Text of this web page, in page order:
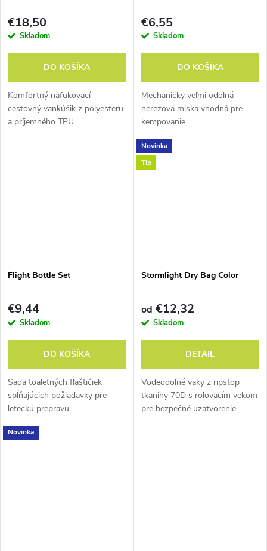
€18,50
Skladom
DO KOŠÍKA
Komfortný nafukovací
cestovný vankúšik z polyesteru
a príjemného TPU
(Thermoplastic Polyuretán)
€6,55
Skladom
DO KOŠÍKA
Mechanicky veľmi odolná
nerezová miska vhodná pre
kempovanie.
Flight Bottle Set
€9,44
Skladom
DO KOŠÍKA
Sada toaletných fľaštičiek
spĺňajúcich požiadavky pre
leteckú prepravu.
Novinka
Tip
Stormlight Dry Bag Color
od €12,32
Skladom
DETAIL
Vodeodolné vaky z ripstop
tkaniny 70D s rolovacím vekom
pre bezpečné uzatvorenie.
Farebné rozlíšenie veľkostí.
Novinka